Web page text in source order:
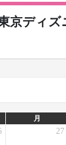
京ディ
月
27